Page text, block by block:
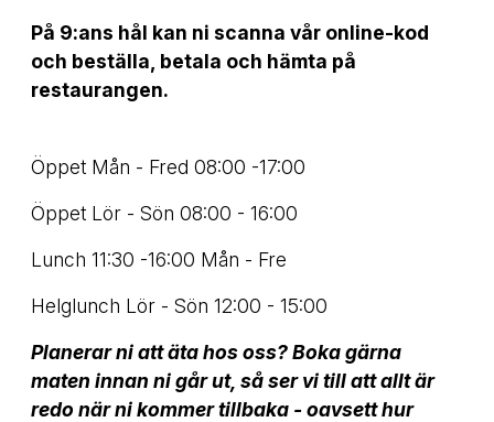
På 9:ans hål kan ni scanna vår online-kod
och beställa, betala och hämta på
restaurangen.
Öppet Mån - Fred 08:00 -17:00
Öppet Lör - Sön 08:00 - 16:00
Lunch 11:30 -16:00 Mån - Fre
Helglunch Lör - Sön 12:00 - 15:00
Planerar ni att äta hos oss? Boka gärna
maten innan ni går ut, så ser vi till att allt är
redo när ni kommer tillbaka - oavsett hur